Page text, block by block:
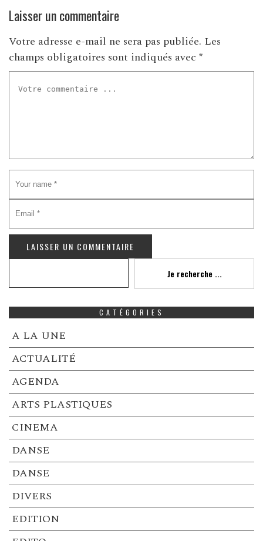
Laisser un commentaire
Votre adresse e-mail ne sera pas publiée. Les
champs obligatoires sont indiqués avec *
Je recherche ...
CATÉGORIES
A LA UNE
ACTUALITÉ
AGENDA
ARTS PLASTIQUES
CINEMA
DANSE
DANSE
DIVERS
EDITION